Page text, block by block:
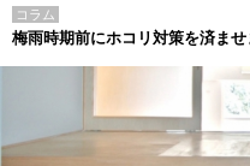
コラム
梅雨時期前にホコリ対策を済ませ